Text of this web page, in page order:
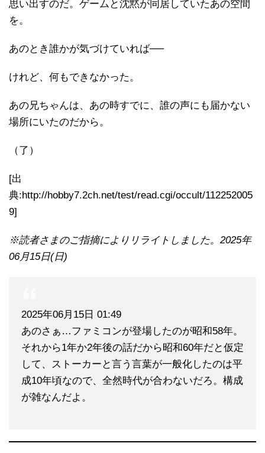
思い出すのだ。ゲームと沈黙が同居していたあの空間
を。
あのとき誰かが気づけていれば──
けれど、何もできなかった。
あの兄ちゃんは、あの時すでに、誰の声にも届かない
場所にいたのだから。
（了）
[出
典:http://hobby7.2ch.net/test/read.cgi/occult/112252005
9]
※読者さまのご指摘によりリライトしました。2025年
06月15日(日)
2025年06月15日 01:49
あのさぁ…ファミコンが登場したのが昭和58年。
それから1年か2年後の話だから昭和60年だと仮定
して、ストーカーと言う言葉が一般化したのは平
成10年頃なので、全然時代が合わないだろ。構成
が雑なんだよ。